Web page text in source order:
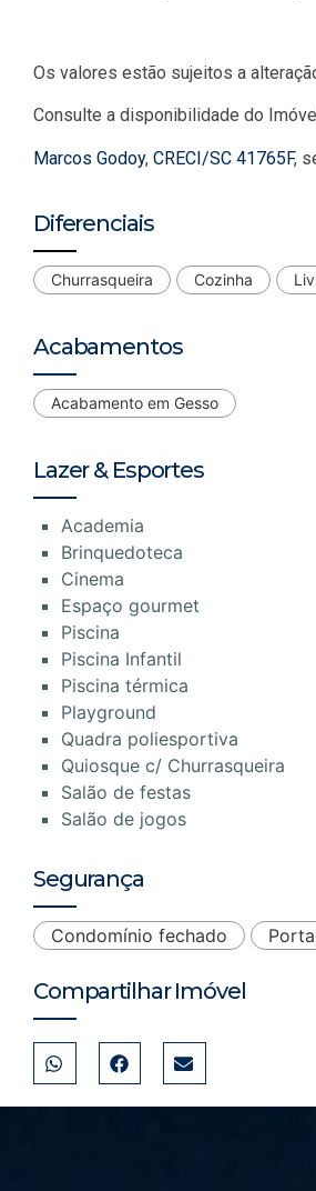
Os valores estão sujeitos a
Consulte a disponibilidade do
Marcos Godoy, CRECI/SC 41765F,
Diferenciais
Churrasqueira Cozinha
Acabamentos
Acabamento em Gesso
Lazer & Esportes
Academia
Brinquedoteca
Cinema
Espaço gourmet
Piscina
Piscina Infantil
Piscina térmica
Playground
Quadra poliesportiva
Quiosque c/ Churrasqueira
Salão de festas
Salão de jogos
Segurança
Condomínio fechado
Compartilhar Imóvel